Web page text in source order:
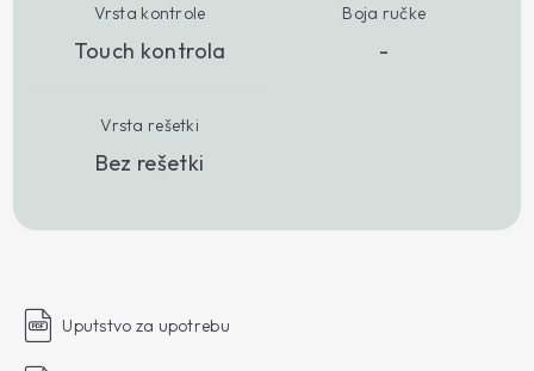
Vrsta kontrole
Touch kontrola
Boja ručke
-
Vrsta rešetki
Bez rešetki
Uputstvo za upotrebu